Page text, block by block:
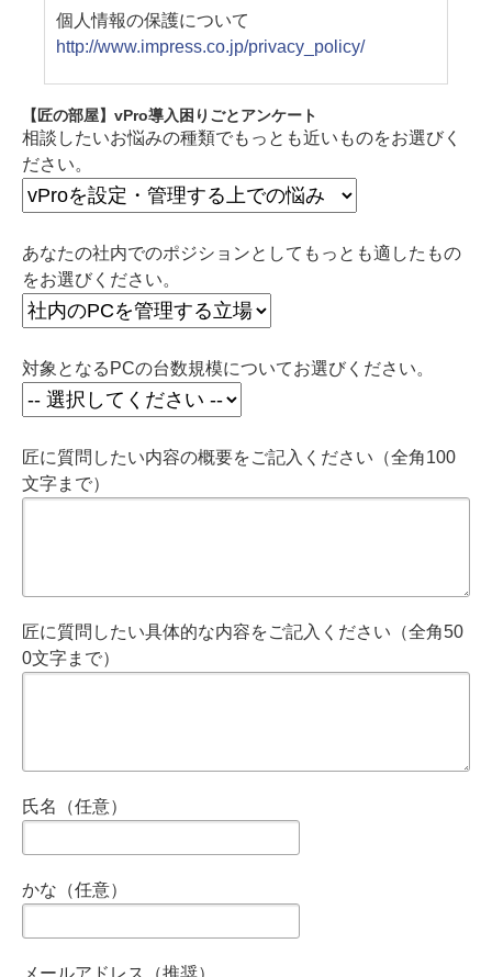
個人情報の保護について
http://www.impress.co.jp/privacy_policy/
【匠の部屋】vPro導入困りごとアンケート
相談したいお悩みの種類でもっとも近いものをお選びく
ださい。
あなたの社内でのポジションとしてもっとも適したもの
をお選びください。
対象となるPCの台数規模についてお選びください。
匠に質問したい内容の概要をご記入ください（全角100
文字まで）
匠に質問したい具体的な内容をご記入ください（全角50
0文字まで）
氏名（任意）
かな（任意）